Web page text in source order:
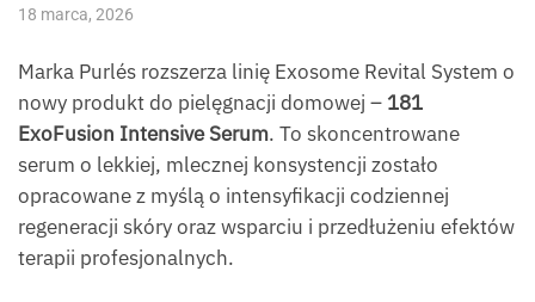
18 marca, 2026
Marka Purlés rozszerza linię Exosome Revital System o
nowy produkt do pielęgnacji domowej – 181
ExoFusion Intensive Serum. To skoncentrowane
serum o lekkiej, mlecznej konsystencji zostało
opracowane z myślą o intensyfikacji codziennej
regeneracji skóry oraz wsparciu i przedłużeniu efektów
terapii profesjonalnych.